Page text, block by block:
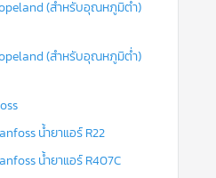
(สำหรับอุณหภูมิต่ำ)
(สำหรับอุณหภูมิต่ำ)
น้ำยาแอร์ R22
น้ำยาแอร์ R407C